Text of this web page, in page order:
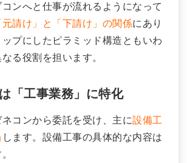
ンへと仕事が流れるようになって
元請け」と「下請け」の関係にあり
プにしたピラミッド構造ともいわ
る役割を担います。
「工事業務」に特化
コンから委託を受け、主に設備工
します。設備工事の具体的な内容は